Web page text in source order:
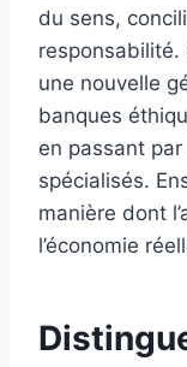
du sens,
une nouvelle
banques
en passant
spécialisés.
manière dont
l’économie